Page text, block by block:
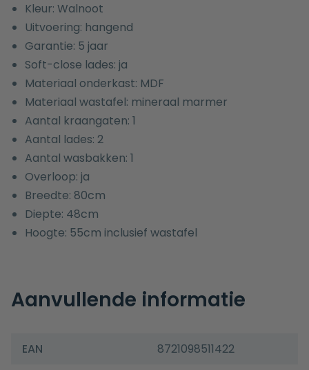
Kleur: Walnoot
Uitvoering: hangend
Garantie: 5 jaar
Soft-close lades: ja
Materiaal onderkast: MDF
Materiaal wastafel: mineraal marmer
Aantal kraangaten: 1
Aantal lades: 2
Aantal wasbakken: 1
Overloop: ja
Breedte: 80cm
Diepte: 48cm
Hoogte: 55cm inclusief wastafel
Aanvullende informatie
EAN
8721098511422